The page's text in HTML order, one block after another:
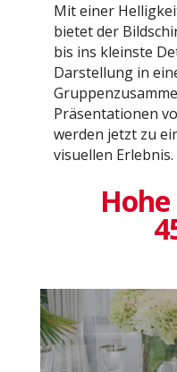
Mit einer
bietet der
bis ins kleinste
Darstellung in
Präsentationen
werden jetzt zu
visuellen Erlebnis.